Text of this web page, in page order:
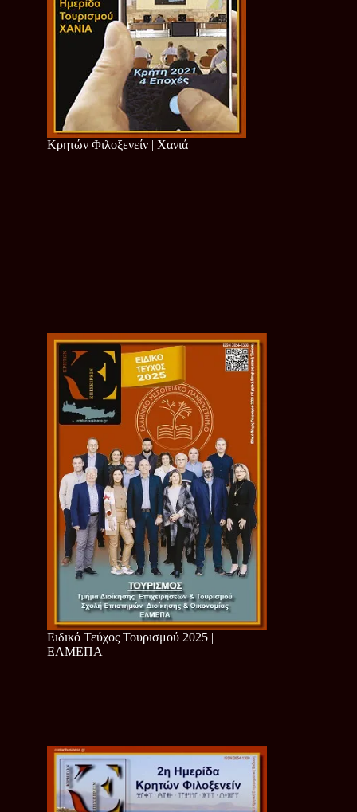
Κρητών Φιλοξενείν | Χανιά
Ειδικό Τεύχος Τουρισμού 2025 |
ΕΛΜΕΠΑ